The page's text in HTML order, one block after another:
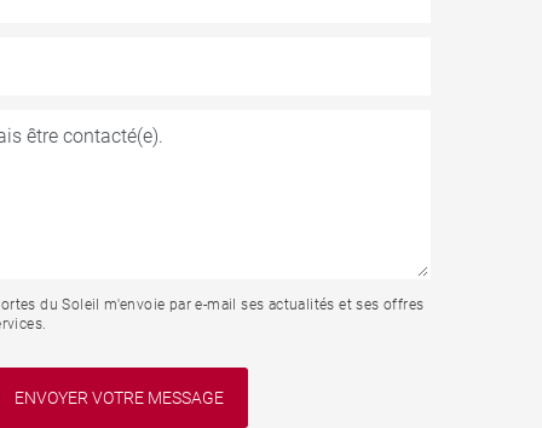
du Soleil m'envoie par e-mail ses actualités et ses offres